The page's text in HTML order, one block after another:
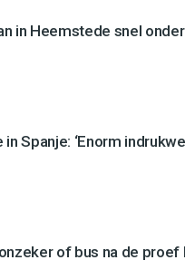
in Heemstede snel
Spanje: ‘Enorm
of bus na de